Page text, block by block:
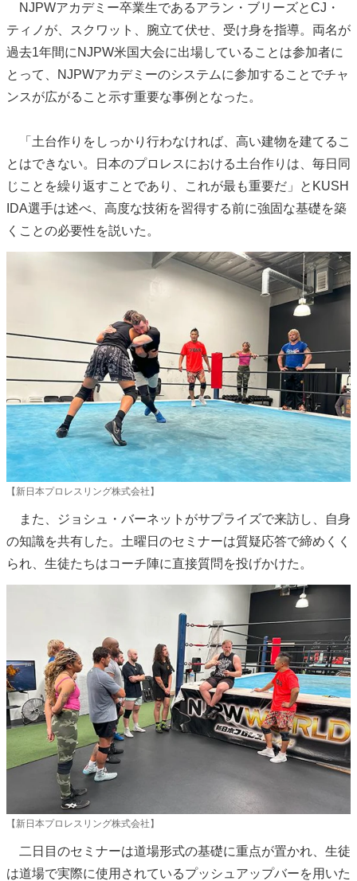
NJPWアカデミー卒業生であるアラン・ブリーズとCJ・
ティノが、スクワット、腕立て伏せ、受け身を指導。両名が
過去1年間にNJPW米国大会に出場していることは参加者に
とって、NJPWアカデミーのシステムに参加することでチャ
ンスが広がること示す重要な事例となった。
「土台作りをしっかり行わなければ、高い建物を建てるこ
とはできない。日本のプロレスにおける土台作りは、毎日同
じことを繰り返すことであり、これが最も重要だ」とKUSH
IDA選手は述べ、高度な技術を習得する前に強固な基礎を築
くことの必要性を説いた。
【新日本プロレスリング株式会社】
また、ジョシュ・バーネットがサプライズで来訪し、自身
の知識を共有した。土曜日のセミナーは質疑応答で締めくく
られ、生徒たちはコーチ陣に直接質問を投げかけた。
【新日本プロレスリング株式会社】
二日目のセミナーは道場形式の基礎に重点が置かれ、生徒
は道場で実際に使用されているプッシュアップバーを用いた